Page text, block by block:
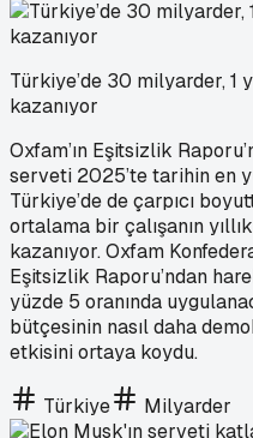
Türkiye’de 30 milyarder, 1
kazanıyor
Oxfam’ın Eşitsizlik
serveti 2025’te tarihin en
Türkiye’de de çarpıcı
ortalama bir çalışanın
kazanıyor. Oxfam
Eşitsizlik Raporu’ndan
yüzde 5 oranında
bütçesinin nasıl daha
etkisini ortaya koydu.
Türkiye Milyarder